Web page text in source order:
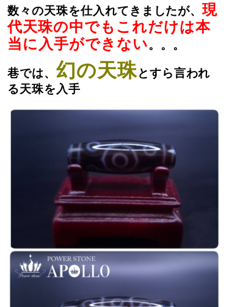
数々の天珠を仕入れてきましたが、現
代天珠の中でもこれだけは本
当に入手ができない。。。
巷では、 幻の天珠とすら言われ
る天珠を入手